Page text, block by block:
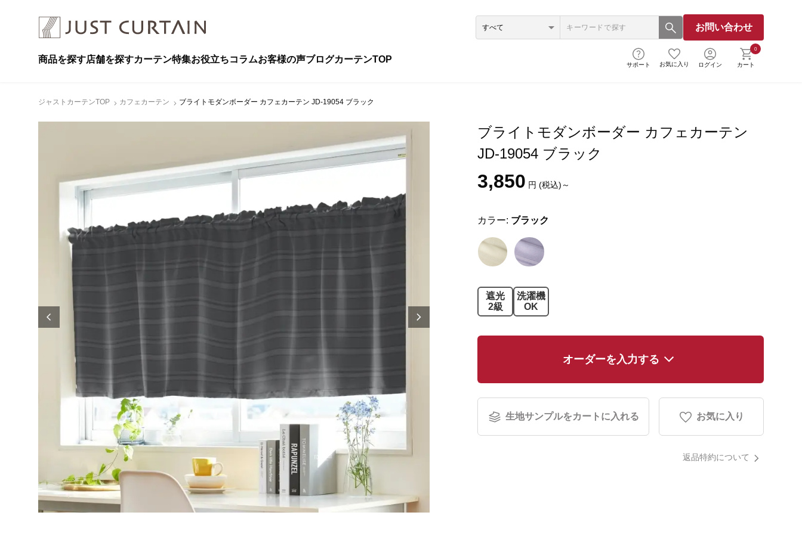
お問い合わせ
商品を探す店舗を探すカーテン特集お役立ちコラムお客様の声ブログカーテンTOP
サポート お気に入り ログイン
0
カート
ジャストカーテンTOP カフェカーテン ブライトモダンボーダー カフェカーテン JD-19054 ブラック
ブライトモダンボーダー カフェカーテン
JD-19054 ブラック
3,850 円 (税込)～
カラー: ブラック
遮光
2級
洗濯機
OK
オーダーを入力する
生地サンプルをカートに入れる お気に入り
返品特約について